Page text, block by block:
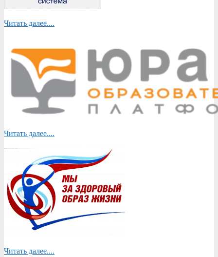
Читать далее....
Читать далее....
Читать далее....